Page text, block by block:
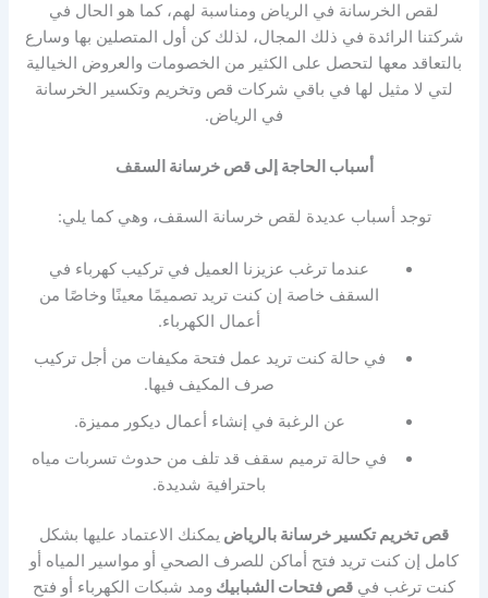
لقص الخرسانة في الرياض ومناسبة لهم، كما هو الحال في
شركتنا الرائدة في ذلك المجال، لذلك كن أول المتصلين بها وسارع
بالتعاقد معها لتحصل على الكثير من الخصومات والعروض الخيالية
لتي لا مثيل لها في باقي شركات قص وتخريم وتكسير الخرسانة
في الرياض.
أسباب الحاجة إلى قص خرسانة السقف
توجد أسباب عديدة لقص خرسانة السقف، وهي كما يلي:
عندما ترغب عزيزنا العميل في تركيب كهرباء في
السقف خاصة إن كنت تريد تصميمًا معينًا وخاصًا من
أعمال الكهرباء.
في حالة كنت تريد عمل فتحة مكيفات من أجل تركيب
صرف المكيف فيها.
عن الرغبة في إنشاء أعمال ديكور مميزة.
في حالة ترميم سقف قد تلف من حدوث تسربات مياه
باحترافية شديدة.
قص تخريم تكسير خرسانة بالرياض يمكنك الاعتماد عليها بشكل
كامل إن كنت تريد فتح أماكن للصرف الصحي أو مواسير المياه أو
كنت ترغب في قص فتحات الشبابيك ومد شبكات الكهرباء أو فتح